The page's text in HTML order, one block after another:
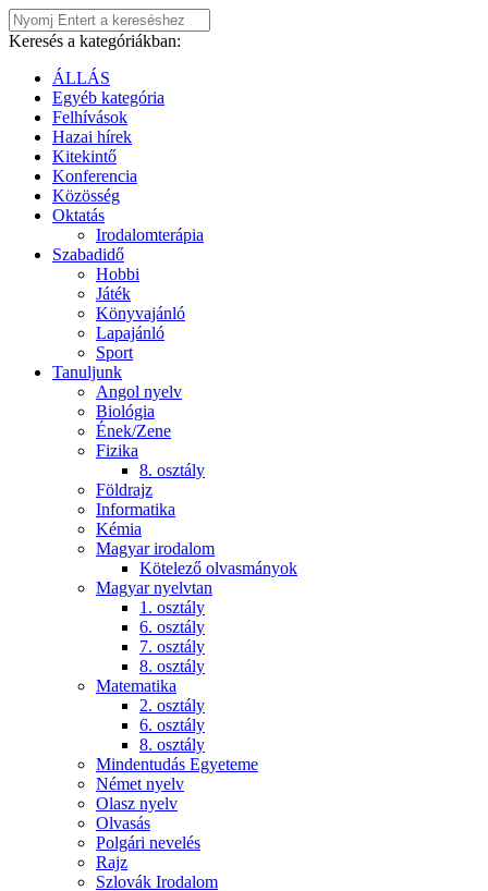
Keresés a kategóriákban:
ÁLLÁS
Egyéb kategória
Felhívások
Hazai hírek
Kitekintő
Konferencia
Közösség
Oktatás
Irodalomterápia
Szabadidő
Hobbi
Játék
Könyvajánló
Lapajánló
Sport
Tanuljunk
Angol nyelv
Biológia
Ének/Zene
Fizika
8. osztály
Földrajz
Informatika
Kémia
Magyar irodalom
Kötelező olvasmányok
Magyar nyelvtan
1. osztály
6. osztály
7. osztály
8. osztály
Matematika
2. osztály
6. osztály
8. osztály
Mindentudás Egyeteme
Német nyelv
Olasz nyelv
Olvasás
Polgári nevelés
Rajz
Szlovák Irodalom